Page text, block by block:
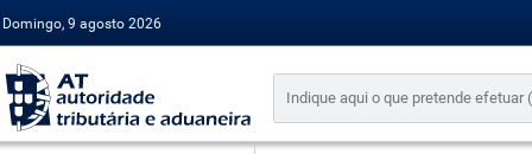
Domingo, 9 agosto 2026